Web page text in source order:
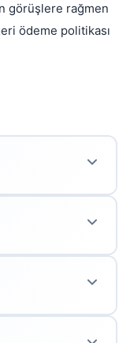
görüşlere rağmen
ödeme politikası